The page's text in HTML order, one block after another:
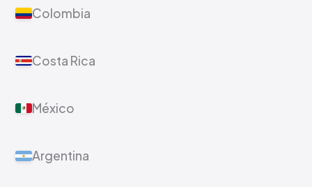
Colombia
Costa Rica
México
Argentina